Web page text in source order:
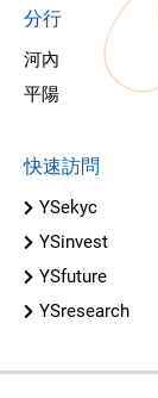
分行
河內
平陽
快速訪問
YSekyc
YSinvest
YSfuture
YSresearch